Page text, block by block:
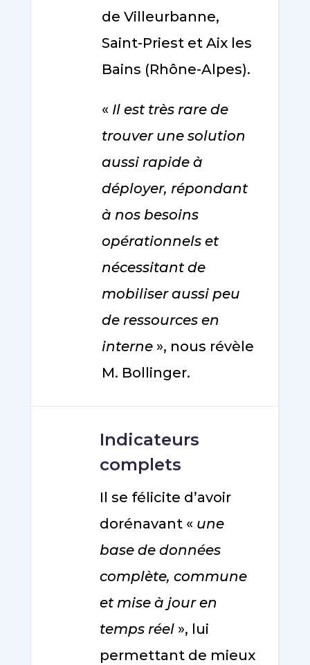
de Villeurbanne,
Saint-Priest et Aix les
Bains (Rhône-Alpes).
«Il est très rare de
trouver une solution
aussi rapide à
déployer, répondant
à nos besoins
opérationnels et
nécessitant de
mobiliser aussi peu
de ressources en
interne», nous révèle
M. Bollinger.
Indicateurs
complets
Il se félicite d’avoir
dorénavant « une
base de données
complète, commune
et mise à jour en
temps réel», lui
permettant de mieux